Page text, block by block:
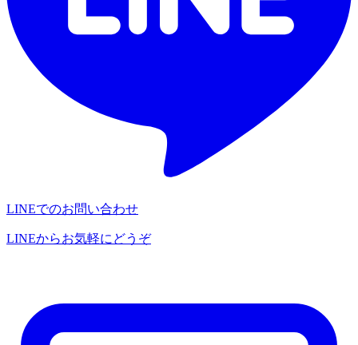
LINEでのお問い合わせ
LINEからお気軽にどうぞ